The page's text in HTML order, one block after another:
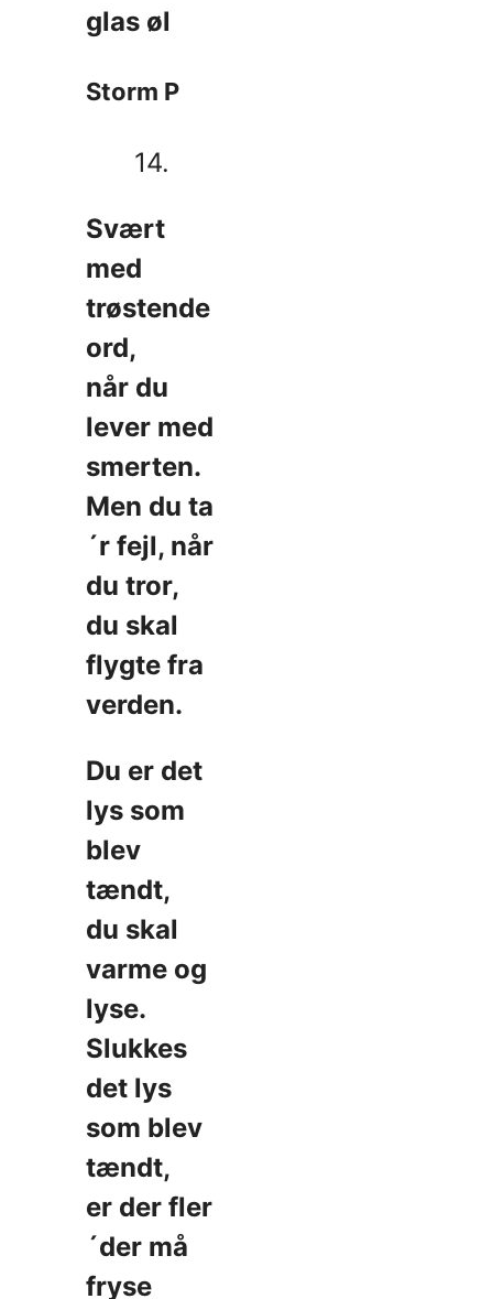
glas øl
Storm P
14.
Svært
med
trøstende
ord,
når du
lever med
smerten.
Men du ta
´r fejl, når
du tror,
du skal
flygte fra
verden.
Du er det
lys som
blev
tændt,
du skal
varme og
lyse.
Slukkes
det lys
som blev
tændt,
er der fler
´der må
fryse